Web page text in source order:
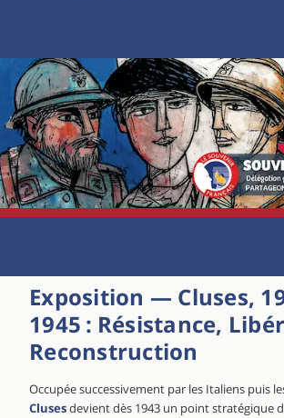
Exposition — Cluses,
1945 : Résistance,
Reconstruction
Occupée successivement par les Italiens puis
Clusesdevient dès 1943 un point stratégique